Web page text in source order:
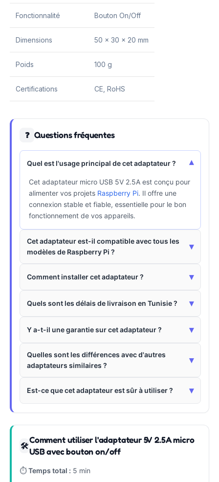
Fonctionnalité Bouton On/Off
Dimensions 50 x 30 x 20 mm
Poids 100 g
Certifications CE, RoHS
❓ Questions fréquentes
Quel est l'usage principal de cet adaptateur ? ▾
Cet adaptateur micro USB 5V 2.5A est conçu pour
alimenter vos projets Raspberry Pi. Il offre une
connexion stable et fiable, essentielle pour le bon
fonctionnement de vos appareils.
Cet adaptateur est-il compatible avec tous les
modèles de Raspberry Pi ?
▾
Comment installer cet adaptateur ? ▾
Quels sont les délais de livraison en Tunisie ? ▾
Y a-t-il une garantie sur cet adaptateur ? ▾
Quelles sont les différences avec d'autres
adaptateurs similaires ?
▾
Est-ce que cet adaptateur est sûr à utiliser ? ▾
🛠
Comment utiliser l'adaptateur 5V 2.5A micro
USB avec bouton on/off
⏱Temps total : 5 min